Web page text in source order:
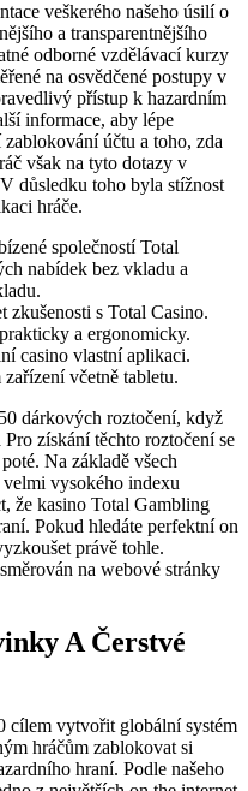
veškerého našeho úsilí o
a transparentnějšího
odborné vzdělávací kurzy
na osvědčené postupy v
přístup k hazardním
informace, aby lépe
účtu a toho, zda
však na tyto dotazy v
důsledku toho byla stížnost
hráče.
společností Total
nabídek bez vkladu a
zkušenosti s Total Casino.
a ergonomicky.
casino vlastní aplikaci.
včetně tabletu.
dárkových roztočení, když
získání těchto roztočení se
Na základě všech
vysokého indexu
že kasino Total Gambling
Pokud hledáte perfektní on
právě tohle.
na webové stránky
A Čerstvé
cílem vytvořit globální systém
hráčům zablokovat si
hraní. Podle našeho